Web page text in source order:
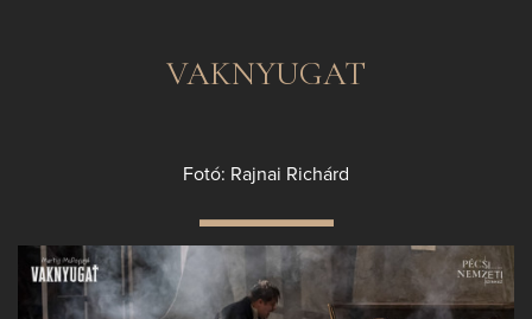
VAKNYUGAT
Fotó: Rajnai Richárd